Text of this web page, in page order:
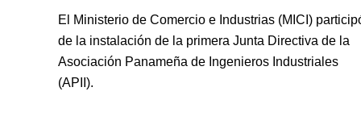
El Ministerio de Comercio e Industrias (MICI)
de la instalación de la primera Junta Directiva de la
Asociación Panameña de Ingenieros Industriales
(APII).